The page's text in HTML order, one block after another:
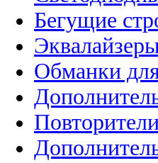
Бегущие
Обманки